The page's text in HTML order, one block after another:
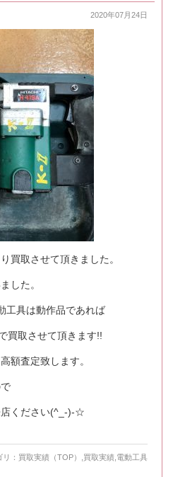
2020年07月24日
買取させて頂きました。
した。
工具は動作品であれば
買取させて頂きます!!
額査定致します。
店ください(^_-)-☆
： 買取実績（TOP） 買取実績 電動工具